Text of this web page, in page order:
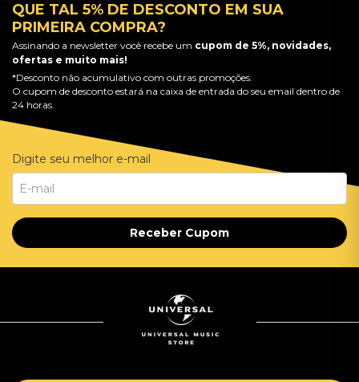
QUE TAL 5% DE DESCONTO EM SUA
PRIMEIRA COMPRA?
Assinando a newsletter você recebe um cupom de 5%, novidades,
ofertas e muito mais!
*Desconto não acumulativo com outras promoções.
O cupom de desconto estará na caixa de entrada do seu email dentro de
24 horas.
Digite seu melhor e-mail
Receber Cupom